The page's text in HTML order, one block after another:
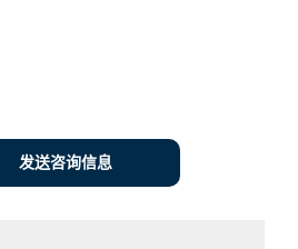
发送咨询信息